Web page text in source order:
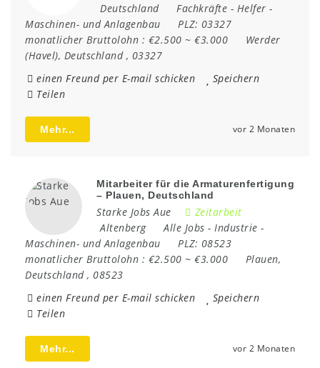
Deutschland
Fachkräfte - Helfer -
Maschinen- und Anlagenbau
PLZ: 03327
monatlicher Bruttolohn : €2.500 ~ €3.000
Werder
(Havel), Deutschland, 03327
einen Freund per E-mail schicken
Speichern
Teilen
Mehr... vor 2 Monaten
Mitarbeiter für die Armaturenfertigung
– Plauen, Deutschland
Starke Jobs Aue
Zeitarbeit
Altenberg
Alle Jobs - Industrie -
Maschinen- und Anlagenbau
PLZ: 08523
monatlicher Bruttolohn : €2.500 ~ €3.000 Plauen,
Deutschland, 08523
einen Freund per E-mail schicken
Speichern
Teilen
Mehr... vor 2 Monaten